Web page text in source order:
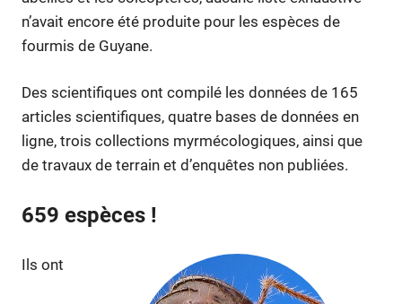
n’avait encore été produite pour les espèces de
fourmis de Guyane.
Des scientifiques ont compilé les données de 165
articles scientifiques, quatre bases de données en
ligne, trois collections myrmécologiques, ainsi que
de travaux de terrain et d’enquêtes non publiées.
659 espèces !
Ils ont